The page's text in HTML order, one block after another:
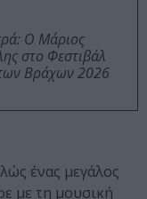
Ο Μάριος
στο Φεστιβάλ
Βράχων 2026
ένας μεγάλος
με τη μουσική